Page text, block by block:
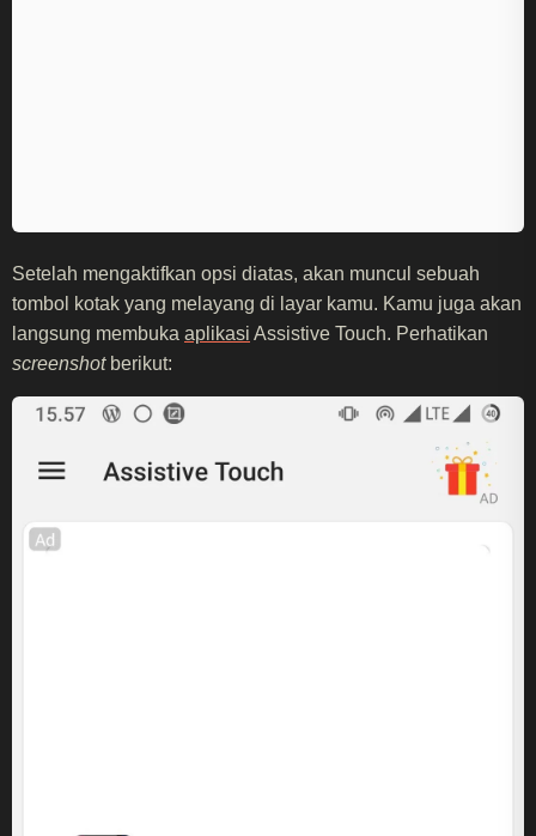
Setelah mengaktifkan opsi diatas, akan muncul sebuah
tombol kotak yang melayang di layar kamu. Kamu juga akan
langsung membuka aplikasi Assistive Touch. Perhatikan
screenshotberikut: